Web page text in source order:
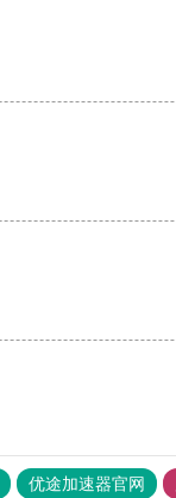
优途加速器官网